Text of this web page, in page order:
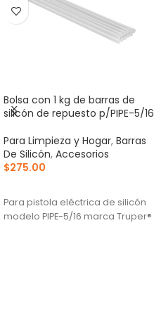
Bolsa con 1 kg de barras de
silicón de repuesto p/PIPE-5/16
Para Limpieza y Hogar, Barras
De Silicón, Accesorios
$275.00
Para pistola eléctrica de silicón
modelo PIPE-5/16 marca Truper®